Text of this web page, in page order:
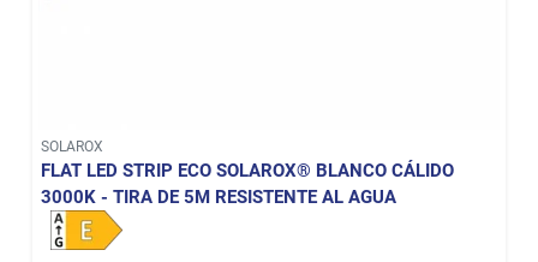
SOLAROX
FLAT LED STRIP ECO SOLAROX® BLANCO CÁLIDO
3000K - TIRA DE 5M RESISTENTE AL AGUA